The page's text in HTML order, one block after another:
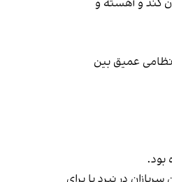
کند و آهسته و
نظامی عمیق بین